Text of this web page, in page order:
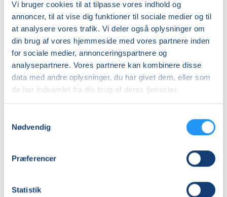
Vi bruger cookies til at tilpasse vores indhold og
annoncer, til at vise dig funktioner til sociale medier og til
at analysere vores trafik. Vi deler også oplysninger om
din brug af vores hjemmeside med vores partnere inden
for sociale medier, annonceringspartnere og
analysepartnere. Vores partnere kan kombinere disse
data med andre oplysninger, du har givet dem, eller som
de har indsamlet fra din brug af deres tjenester.
Nødvendig
Præferencer
Statistik
Sorø
Ledige pladser
søn. 29.11.2026, 09.00
Sorø
Leif Konow
i
Slagelse
Ledige pladser
lør. 05.12.2026, 09.00
Slagelse
Leif Konow
Færdselsrelateret
førstehjælpskursus
Slagelse
Ledige pladser